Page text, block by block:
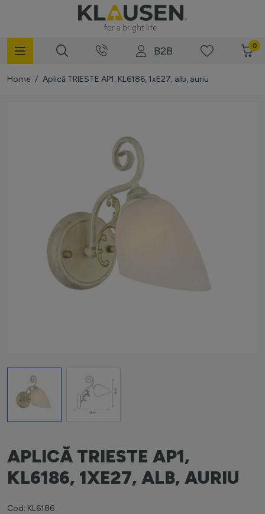
B2B 0
Home / Aplică TRIESTE AP1, KL6186, 1xE27, alb, auriu
APLICĂ TRIESTE AP1,
KL6186, 1XE27, ALB, AURIU
Cod: KL6186